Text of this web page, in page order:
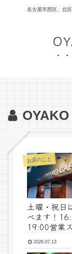
名古屋市西区、北
お店のこと
土曜・祝日
べます！
19:00営業
2026.07.13